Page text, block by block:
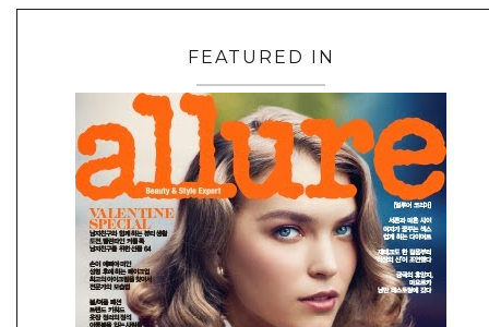
FEATURED IN